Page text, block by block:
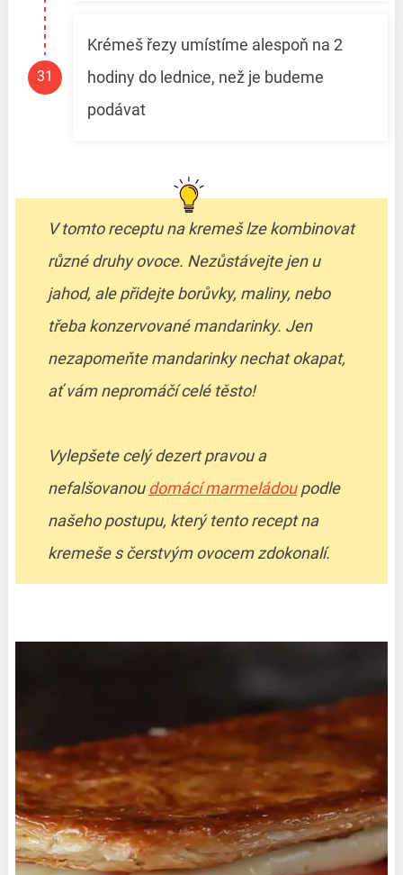
Krémeš řezy umístíme alespoň na 2
hodiny do lednice, než je budeme
podávat
V tomto receptu na kremeš lze kombinovat
různé druhy ovoce. Nezůstávejte jen u
jahod, ale přidejte borůvky, maliny, nebo
třeba konzervované mandarinky. Jen
nezapomeňte mandarinky nechat okapat,
ať vám nepromáčí celé těsto!
Vylepšete celý dezert pravou a
nefalšovanoudomácí marmeládoupodle
našeho postupu, který tento recept na
kremeše s čerstvým ovocem zdokonalí.